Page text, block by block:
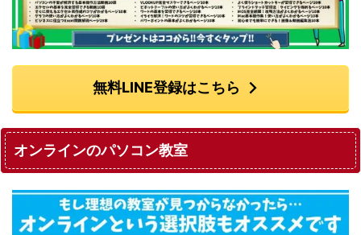
無料LINE登録はこちら
オンラインのパソコン教室